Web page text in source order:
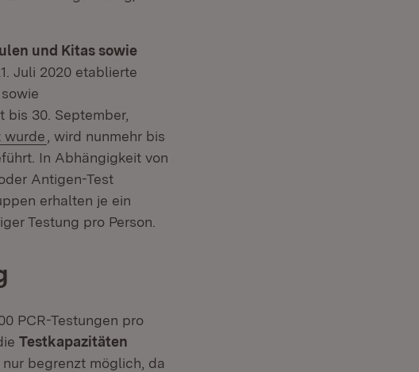
und Kitas sowie
Juli 2020 etablierte
bis 30. September,
wurde , wird nunmehr bis
In Abhängigkeit von
Antigen-Test
erhalten je ein
Testung pro Person.
PCR-Testungen pro
Testkapazitäten
begrenzt möglich, da